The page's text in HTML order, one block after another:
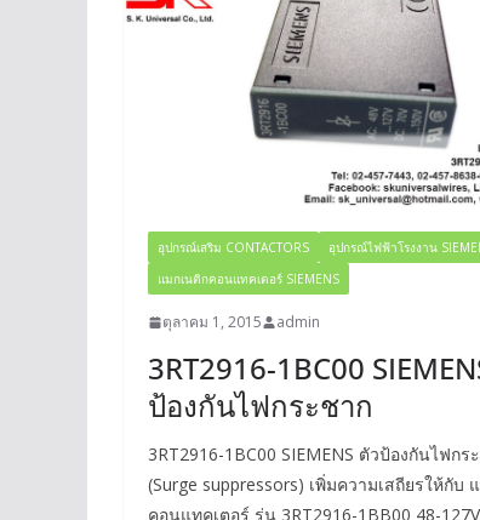
อุปกรณ์เสริม CONTACTORS
อุปกรณ์ไฟฟ้าโรงงาน
แมกเนติกคอนแทคเตอร์ SIEMENS
ตุลาคม 1, 2015 admin
3RT2916-1BC00
ป้องกันไฟกระชาก
3RT2916-1BC00 SIEMENS ตัวป้องกันไฟกร
(Surge suppressors) เพิ่มความเสถียรให้กับ
คอนแทคเตอร์ รุ่น 3RT2916-1BB00 48-